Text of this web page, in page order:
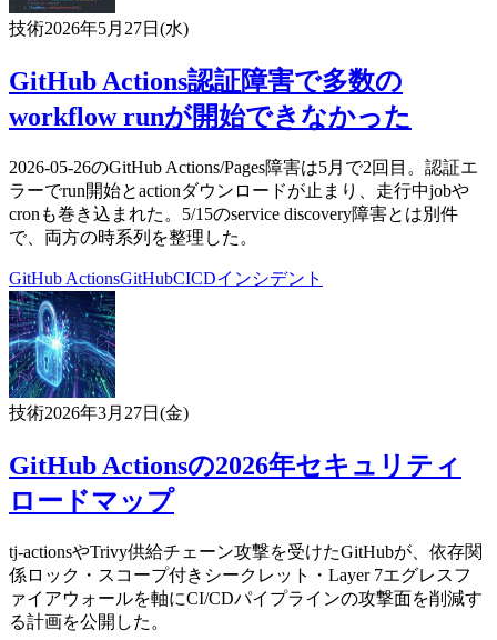
技術2026年5月27日(水)
GitHub Actions認証障害で多数の
workflow runが開始できなかった
2026-05-26のGitHub Actions/Pages障害は5月で2回目。認証エ
ラーでrun開始とactionダウンロードが止まり、走行中jobや
cronも巻き込まれた。5/15のservice discovery障害とは別件
で、両方の時系列を整理した。
GitHub ActionsGitHubCICDインシデント
技術2026年3月27日(金)
GitHub Actionsの2026年セキュリティ
ロードマップ
tj-actionsやTrivy供給チェーン攻撃を受けたGitHubが、依存関
係ロック・スコープ付きシークレット・Layer 7エグレスフ
ァイアウォールを軸にCI/CDパイプラインの攻撃面を削減す
る計画を公開した。